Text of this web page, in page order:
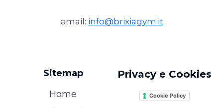
email: info@brixiagym.it
Sitemap
Home
Privacy e Cookies
Cookie Policy